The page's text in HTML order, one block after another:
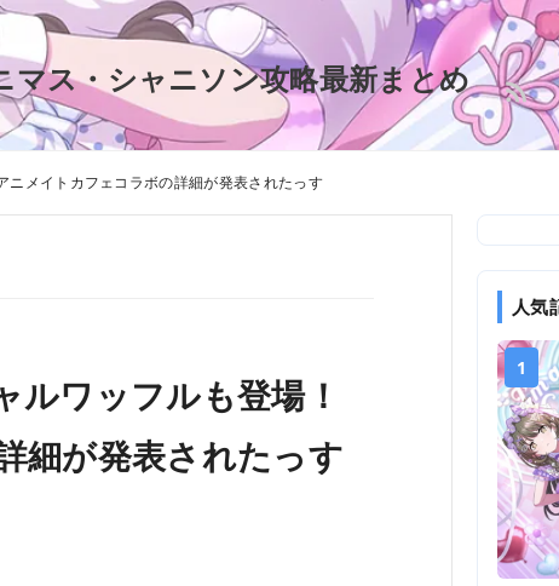
マス・シャニソン攻略最新まとめ
ニメイトカフェコラボの詳細が発表されたっす
ルワッフルも登場！
細が発表されたっす
人気
1